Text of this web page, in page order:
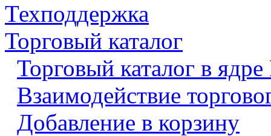
Техподдержка
Торговый каталог
Торговый каталог в
Взаимодействие
Добавление в корзину